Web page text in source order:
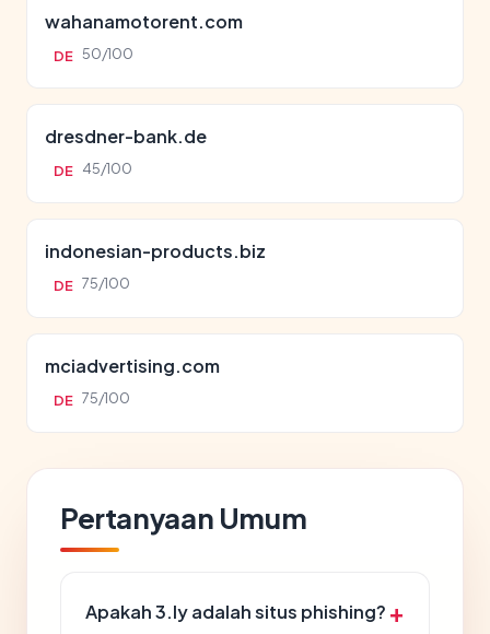
wahanamotorent.com
DE 50/100
dresdner-bank.de
DE 45/100
indonesian-products.biz
DE 75/100
mciadvertising.com
DE 75/100
Pertanyaan Umum
Apakah 3.ly adalah situs phishing?